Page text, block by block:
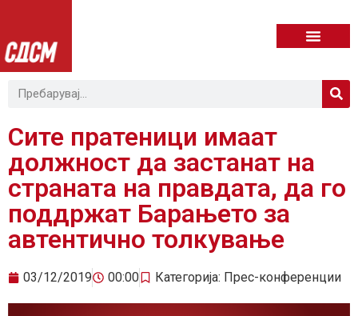
Сите пратеници имаат
должност да застанат на
страната на правдата, да го
поддржат Барањето за
автентично толкување
03/12/2019 00:00 Категорија: Прес-конференции